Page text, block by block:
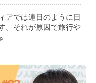
アでは連日のように日
。それが原因で旅行や
らっしゃるのではない